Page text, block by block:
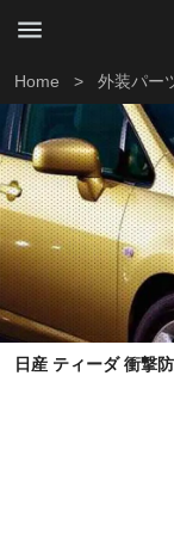
Home > 外装パー
日産 ティーダ 衝撃